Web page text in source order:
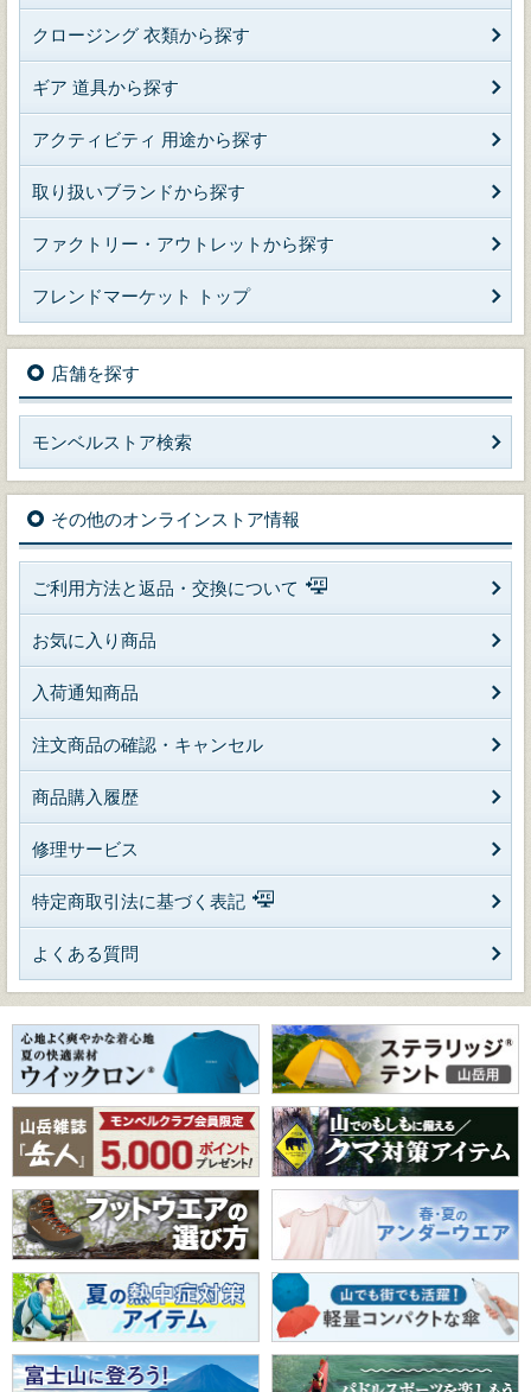
クロージング 衣類から探す
ギア 道具から探す
アクティビティ 用途から探す
取り扱いブランドから探す
ファクトリー・アウトレットから探す
フレンドマーケット トップ
店舗を探す
モンベルストア検索
その他のオンラインストア情報
ご利用方法と返品・交換について
お気に入り商品
入荷通知商品
注文商品の確認・キャンセル
商品購入履歴
修理サービス
特定商取引法に基づく表記
よくある質問